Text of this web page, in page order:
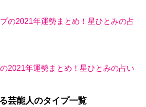
の2021年運勢まとめ！星ひとみの占
2021年運勢まとめ！星ひとみの占い
芸能人のタイプ一覧